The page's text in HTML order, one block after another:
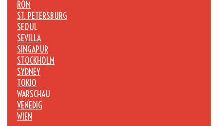
ROM
ST. PETERSBURG
SEOUL
SEVILLA
SINGAPUR
STOCKHOLM
SYDNEY
TOKIO
WARSCHAU
VENEDIG
WIEN